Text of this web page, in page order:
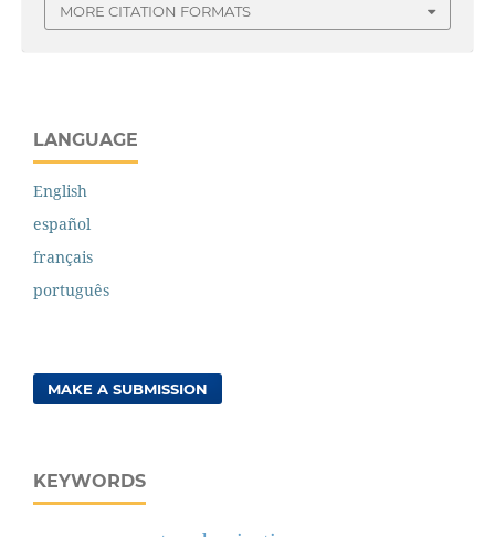
MORE CITATION FORMATS
LANGUAGE
English
español
français
português
MAKE A SUBMISSION
KEYWORDS